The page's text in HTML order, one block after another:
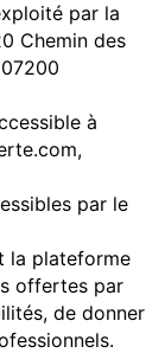
par la
Chemin des
à
par le
la plateforme
offertes par
de donner